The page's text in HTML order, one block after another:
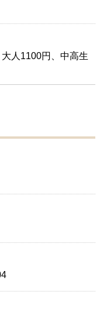
人1100円、中高生